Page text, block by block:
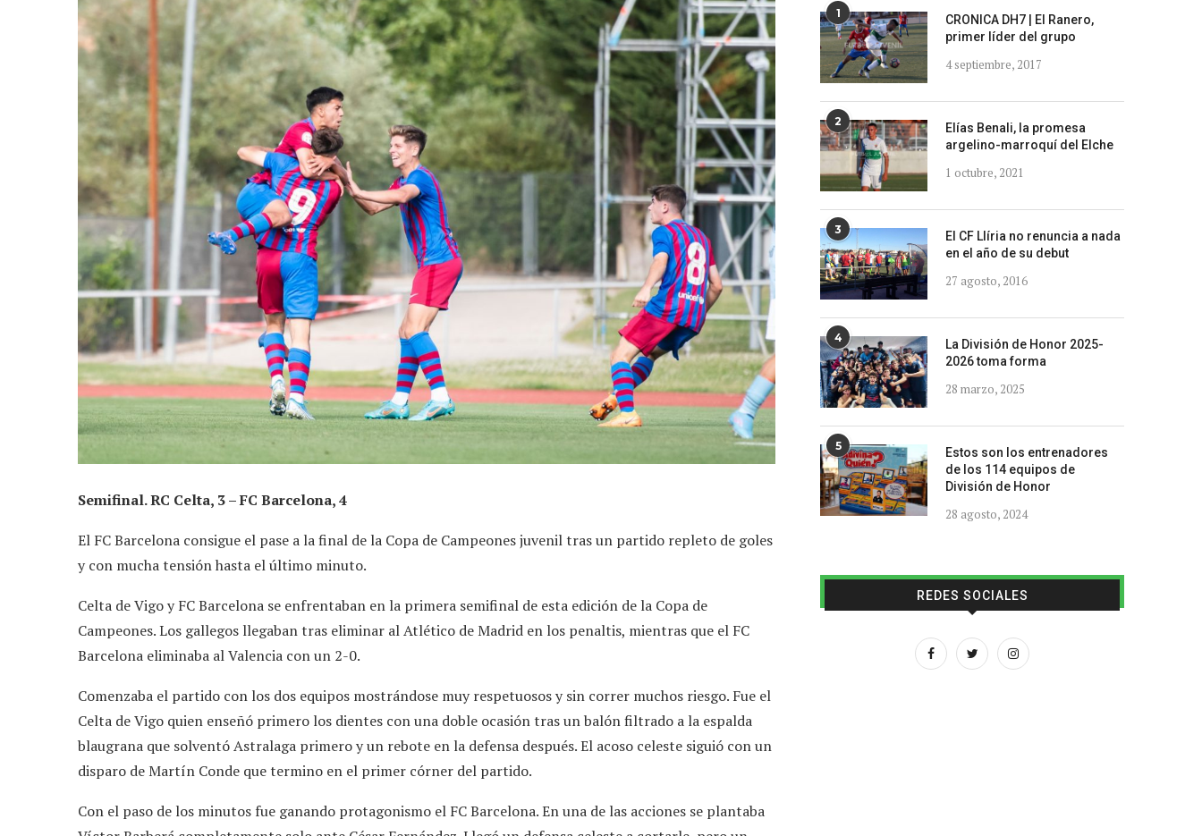
Semifinal. RC Celta, 3 – FC Barcelona, 4
El FC Barcelona consigue el pase a la final de la Copa de Campeones juvenil tras un partido repleto de goles
y con mucha tensión hasta el último minuto.
Celta de Vigo y FC Barcelona se enfrentaban en la primera semifinal de esta edición de la Copa de
Campeones. Los gallegos llegaban tras eliminar al Atlético de Madrid en los penaltis, mientras que el FC
Barcelona eliminaba al Valencia con un 2-0.
Comenzaba el partido con los dos equipos mostrándose muy respetuosos y sin correr muchos riesgo. Fue el
Celta de Vigo quien enseñó primero los dientes con una doble ocasión tras un balón filtrado a la espalda
blaugrana que solventó Astralaga primero y un rebote en la defensa después. El acoso celeste siguió con un
disparo de Martín Conde que termino en el primer córner del partido.
Con el paso de los minutos fue ganando protagonismo el FC Barcelona. En una de las acciones se plantaba
1
CRONICA DH7 | El Ranero,
primer líder del grupo
4 septiembre, 2017
2
Elías Benali, la promesa
argelino-marroquí del Elche
1 octubre, 2021
3
El CF Llíria no renuncia a nada
en el año de su debut
27 agosto, 2016
4
La División de Honor 2025-
2026 toma forma
28 marzo, 2025
5
Estos son los entrenadores
de los 114 equipos de
División de Honor
28 agosto, 2024
REDES SOCIALES